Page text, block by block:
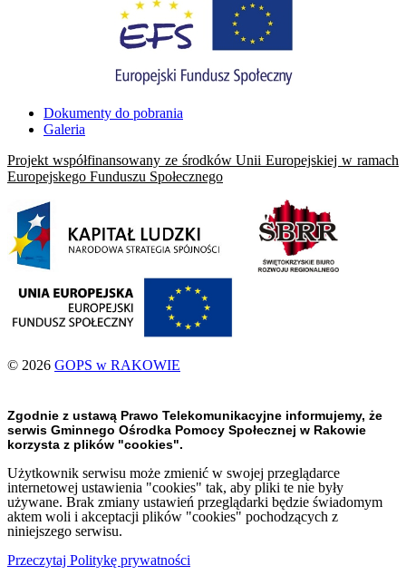
Dokumenty do pobrania
Galeria
Projekt współfinansowany ze środków Unii Europejskiej w ramach
Europejskego Funduszu Społecznego
© 2026 GOPS w RAKOWIE
Zgodnie z ustawą Prawo Telekomunikacyjne informujemy, że
serwis Gminnego Ośrodka Pomocy Społecznej w Rakowie
korzysta z plików "cookies".
Użytkownik serwisu może zmienić w swojej przeglądarce
internetowej ustawienia "cookies" tak, aby pliki te nie były
używane. Brak zmiany ustawień przeglądarki będzie świadomym
aktem woli i akceptacji plików "cookies" pochodzących z
niniejszego serwisu.
Przeczytaj Politykę prywatności